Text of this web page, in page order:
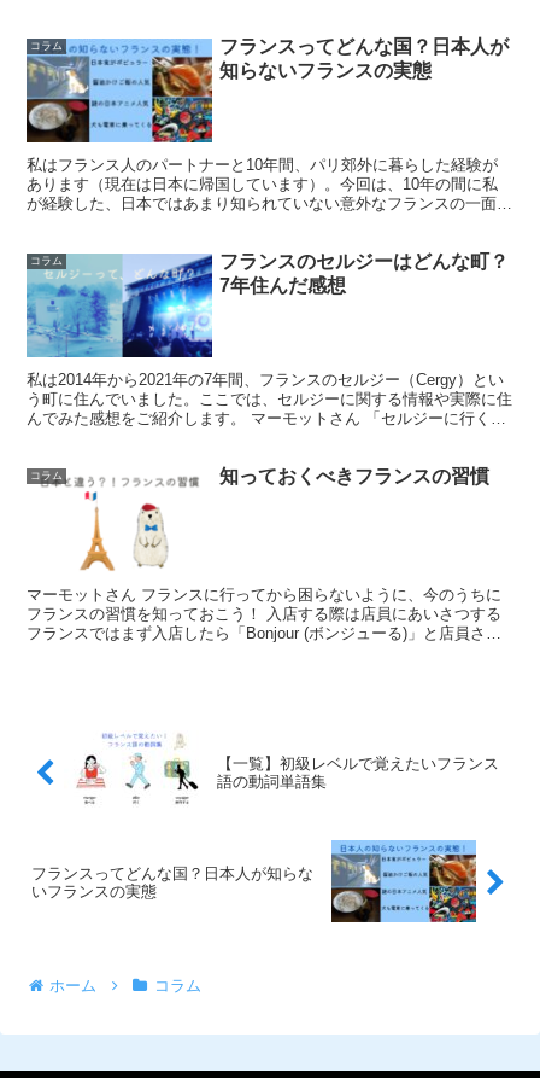
コラム
フランスってどんな国？日本人が
知らないフランスの実態
私はフランス人のパートナーと10年間、パリ郊外に暮らした経験が
あります（現在は日本に帰国しています）。今回は、10年の間に私
が経験した、日本ではあまり知られていない意外なフランスの一面を
コラム
フランスのセルジーはどんな町？
7年住んだ感想
私は2014年から2021年の7年間、フランスのセルジー（Cergy）とい
う町に住んでいました。ここでは、セルジーに関する情報や実際に住
んでみた感想をご紹介します。 マーモットさん 「セルジーに行くこ
コラム 知っておくべきフランスの習慣
マーモットさん フランスに行ってから困らないように、今のうちに
フランスの習慣を知っておこう！ 入店する際は店員にあいさつする
フランスではまず入店したら「Bonjour (ボンジューる)」と店員さん
【一覧】初級レベルで覚えたいフランス
語の動詞単語集
フランスってどんな国？日本人が知らな
いフランスの実態
ホーム コラム